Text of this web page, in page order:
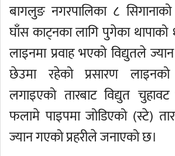
बागलुङ नगरपालिका ८
घाँस काट्नका लागि पुगेका थापाको
लाइनमा प्रवाह भएको विद्युतले
छेउमा रहेको प्रसारण
लगाइएको तारबाट विद्युत
फलामे पाइपमा जोडिएको (स्टे)
ज्यान गएको प्रहरीले जनाएको छ।